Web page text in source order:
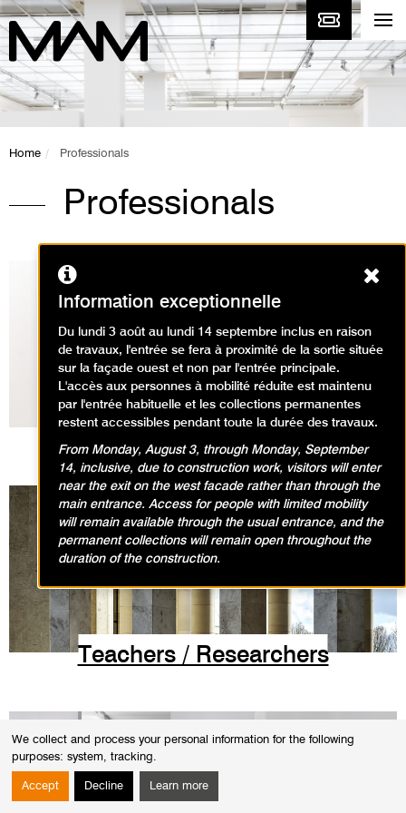
We collect and process your personal information for the following
purposes: system, tracking.
Accept Decline Learn more
Home Professionals
Professionals
Press
Teachers / Researchers
Information exceptionnelle
Du lundi 3 août au lundi 14 septembre inclus en raison
de travaux, l'entrée se fera à proximité de la sortie située
sur la façade ouest et non par l'entrée principale.
L'accès aux personnes à mobilité réduite est maintenu
par l'entrée habituelle et les collections permanentes
restent accessibles pendant toute la durée des travaux.
From Monday, August 3, through Monday, September
14, inclusive, due to construction work, visitors will enter
near the exit on the west facade rather than through the
main entrance. Access for people with limited mobility
will remain available through the usual entrance, and the
permanent collections will remain open throughout the
duration of the construction.